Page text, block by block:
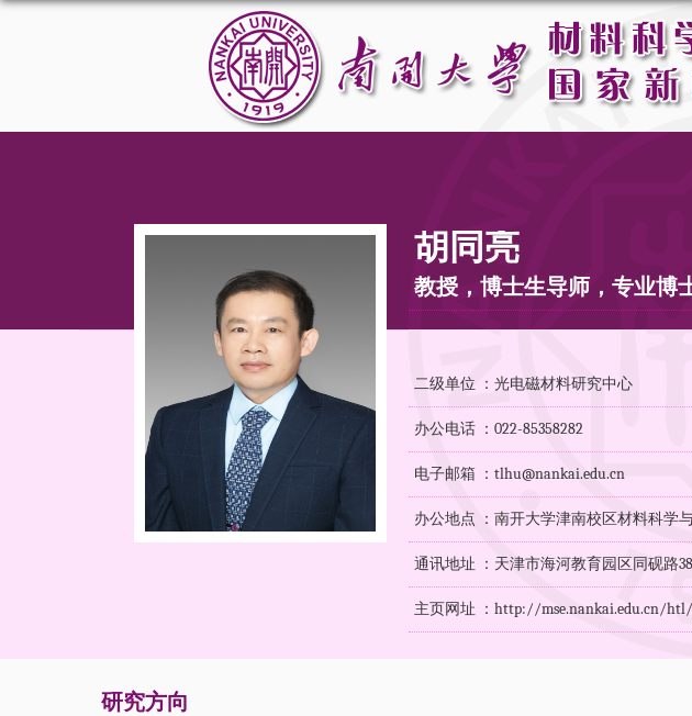
胡同亮
教授，博士生导师，专业博
二级单位 ：光电磁材料研究中心
办公电话 ：022-85358282
电子邮箱 ：tlhu@nankai.edu.cn
办公地点 ：南开大学津南校区材料科学
通讯地址 ：天津市海河教育园区同砚路
主页网址 ： http://mse.nankai.edu.cn/
研究方向